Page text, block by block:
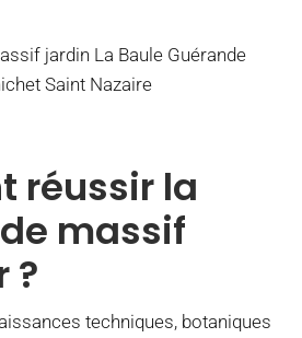
réussir la
massif
?
techniques, botaniques